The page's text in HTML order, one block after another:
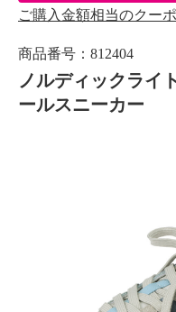
ご購入金額相当のクー
商品番号：812404
ノルディックライ
ールスニーカー